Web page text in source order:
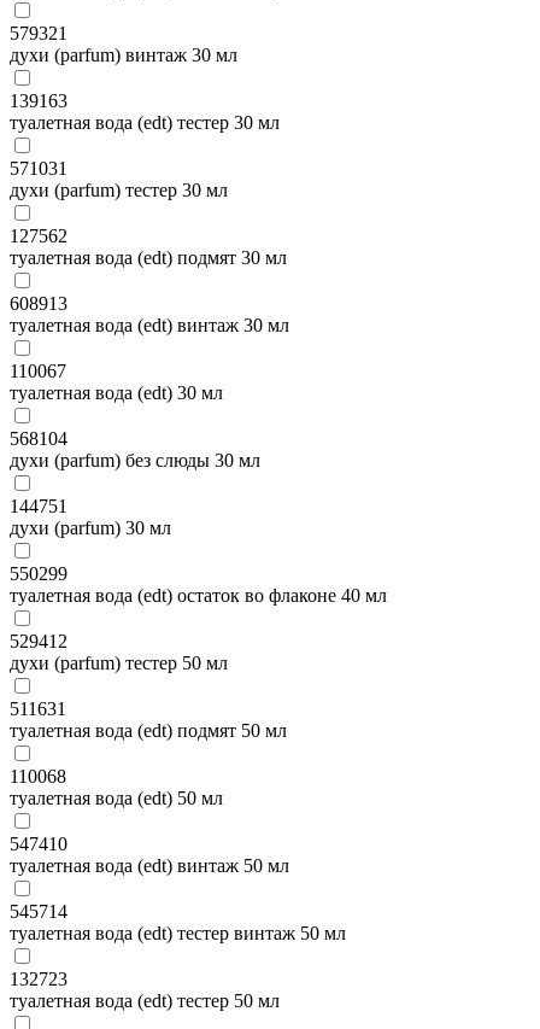
579321
духи (parfum) винтаж 30 мл
139163
туалетная вода (edt) тестер 30 мл
571031
духи (parfum) тестер 30 мл
127562
туалетная вода (edt) подмят 30 мл
608913
туалетная вода (edt) винтаж 30 мл
110067
туалетная вода (edt) 30 мл
568104
духи (parfum) без слюды 30 мл
144751
духи (parfum) 30 мл
550299
туалетная вода (edt) остаток во флаконе 40 мл
529412
духи (parfum) тестер 50 мл
511631
туалетная вода (edt) подмят 50 мл
110068
туалетная вода (edt) 50 мл
547410
туалетная вода (edt) винтаж 50 мл
545714
туалетная вода (edt) тестер винтаж 50 мл
132723
туалетная вода (edt) тестер 50 мл